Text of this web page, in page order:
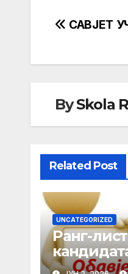
САВЈЕТ
BySkola
Related Post
UNCATEGORIZED
Ранг-
избор